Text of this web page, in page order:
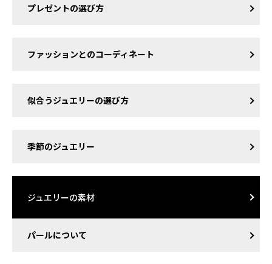
プレゼントの選び方
ファッションとのコーディネート
似合うジュエリーの選び方
季節のジュエリー
ジュエリーの素材
パールについて